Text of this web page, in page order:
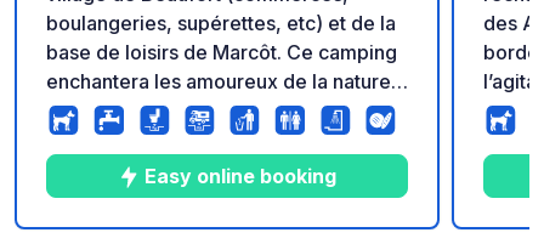
boulangeries, supérettes, etc) et de la
base de loisirs de Marcôt. Ce camping
enchantera les amoureux de la nature à
la recherche d’un havre de paix et
respectueux de la nature. L’endroit
idéal pour se relaxer en toute sérénité,
loin de tout stress…
Easy online booking
des
bordé
pour